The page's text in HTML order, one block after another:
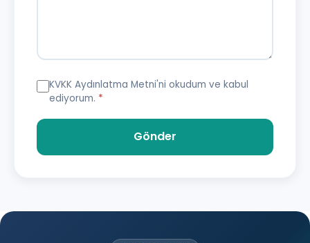
KVKK Aydınlatma Metni'ni okudum ve kabul
ediyorum. *
Gönder